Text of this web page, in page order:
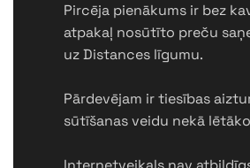
Pircēja pienākums ir bez
atpakaļ nosūtīto preču
uz Distances līgumu.
Pārdevējam ir tiesības
sūtīšanas veidu nekā